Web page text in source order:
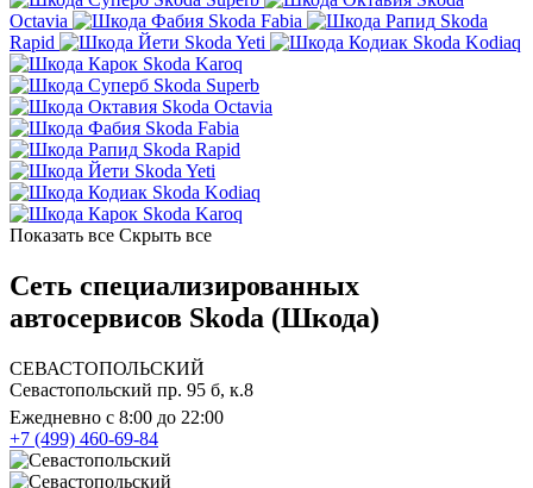
Octavia
Skoda Fabia
Skoda
Rapid
Skoda Yeti
Skoda Kodiaq
Skoda Karoq
Skoda Superb
Skoda Octavia
Skoda Fabia
Skoda Rapid
Skoda Yeti
Skoda Kodiaq
Skoda Karoq
Показать все Скрыть все
Сеть специализированных
автосервисов Skoda (Шкода)
СЕВАСТОПОЛЬСКИЙ
Севастопольский пр. 95 б, к.8
Ежедневно с 8:00 до 22:00
+7 (499) 460-69-84